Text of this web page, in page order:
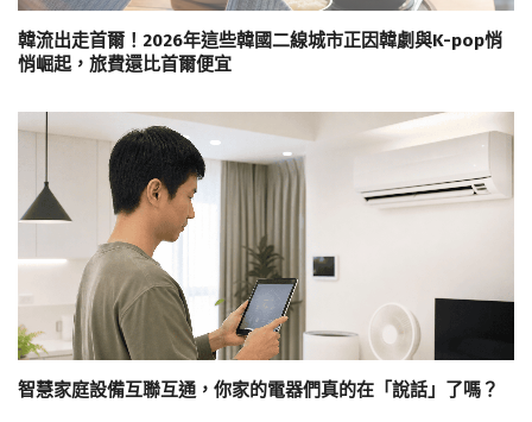
韓流出走首爾！2026年這些韓國二線城市正因韓劇與K-pop悄
悄崛起，旅費還比首爾便宜
智慧家庭設備互聯互通，你家的電器們真的在「說話」了嗎？